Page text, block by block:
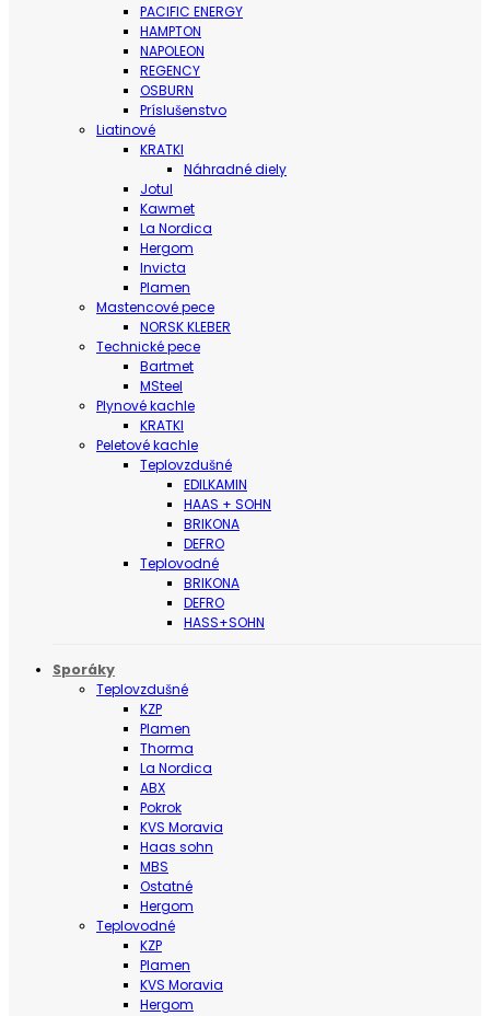
PACIFIC ENERGY
HAMPTON
NAPOLEON
REGENCY
OSBURN
Príslušenstvo
Liatinové
KRATKI
Náhradné diely
Jotul
Kawmet
La Nordica
Hergom
Invicta
Plamen
Mastencové pece
NORSK KLEBER
Technické pece
Bartmet
MSteel
Plynové kachle
KRATKI
Peletové kachle
Teplovzdušné
EDILKAMIN
HAAS + SOHN
BRIKONA
DEFRO
Teplovodné
BRIKONA
DEFRO
HASS+SOHN
Sporáky
Teplovzdušné
KZP
Plamen
Thorma
La Nordica
ABX
Pokrok
KVS Moravia
Haas sohn
MBS
Ostatné
Hergom
Teplovodné
KZP
Plamen
KVS Moravia
Hergom